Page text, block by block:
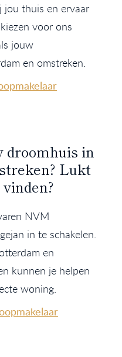
jou thuis en ervaar
voor ons
jouw
en omstreken.
droomhuis in
Lukt
NVM
in te schakelen.
en
kunnen je helpen
woning.